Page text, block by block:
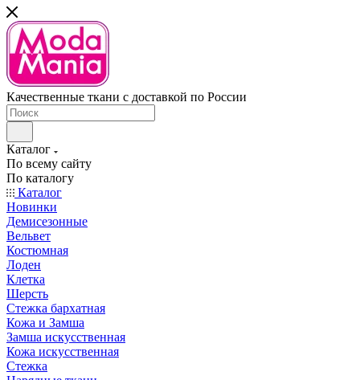
Качественные ткани с доставкой по России
Каталог
По всему сайту
По каталогу
Каталог
Новинки
Демисезонные
Вельвет
Костюмная
Лоден
Клетка
Шерсть
Стежка бархатная
Кожа и Замша
Замша искусственная
Кожа искусственная
Стежка